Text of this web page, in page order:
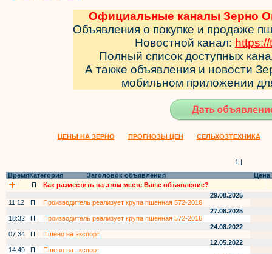
Официальные каналы Зерно
Объявления о покупке и продаже
Новостной канал:
Полный список доступных
А также объявления и новости
мобильном приложении
ЦЕНЫ НА ЗЕРНО ПРОГНОЗЫ ЦЕН СЕЛЬХОЗТЕХНИКА
1 |
ВремяКатегория Заголовок объявления
Цена
П
Как разместить на этом месте Ваше объявление?
29.08.2025
11:12
П
Производитель реализует крупа пшенная 572-2016
27.08.2025
18:32
П
Производитель реализует крупа пшенная 572-2016
24.08.2022
07:34
П
Пшено на экспорт
12.05.2022
14:49
П
Пшено на экспорт